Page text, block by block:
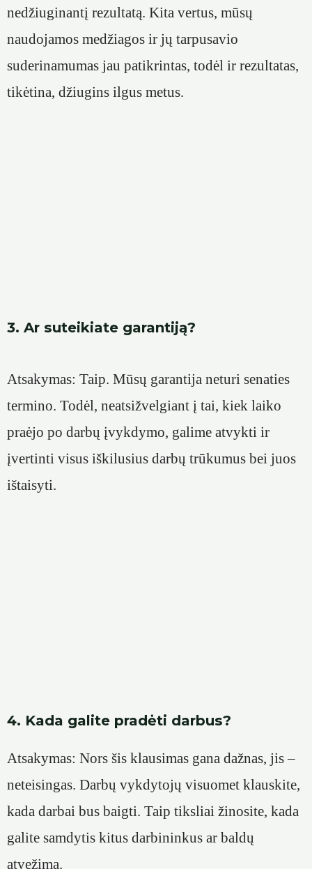
nedžiuginantį rezultatą. Kita vertus, mūsų
naudojamos medžiagos ir jų tarpusavio
suderinamumas jau patikrintas, todėl ir rezultatas,
tikėtina, džiugins ilgus metus.
3. Ar suteikiate garantiją?
Atsakymas: Taip. Mūsų garantija neturi senaties
termino. Todėl, neatsižvelgiant į tai, kiek laiko
praėjo po darbų įvykdymo, galime atvykti ir
įvertinti visus iškilusius darbų trūkumus bei juos
ištaisyti.
4. Kada galite pradėti darbus?
Atsakymas: Nors šis klausimas gana dažnas, jis –
neteisingas. Darbų vykdytojų visuomet klauskite,
kada darbai bus baigti. Taip tiksliai žinosite, kada
galite samdytis kitus darbininkus ar baldų
atvežimą.